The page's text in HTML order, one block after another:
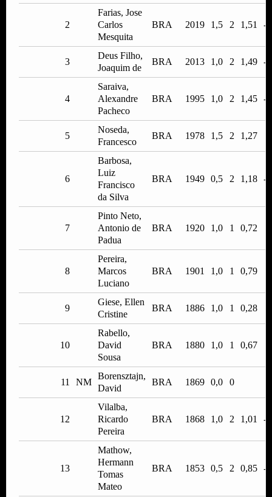
2
Farias, Jose
Carlos
Mesquita
BRA 2019 1,5 2 1,51 -
3
Deus Filho,
Joaquim de
BRA 2013 1,0 2 1,49 -
4
Saraiva,
Alexandre
Pacheco
BRA 1995 1,0 2 1,45 -
5
Noseda,
Francesco
BRA 1978 1,5 2 1,27
6
Barbosa,
Luiz
Francisco
da Silva
BRA 1949 0,5 2 1,18 -
7
Pinto Neto,
Antonio de
Padua
BRA 1920 1,0 1 0,72
8
Pereira,
Marcos
Luciano
BRA 1901 1,0 1 0,79
9
Giese, Ellen
Cristine
BRA 1886 1,0 1 0,28
10
Rabello,
David
Sousa
BRA 1880 1,0 1 0,67
11 NM
Borensztajn,
David
BRA 1869 0,0 0
12
Vilalba,
Ricardo
Pereira
BRA 1868 1,0 2 1,01 -
13
Mathow,
Hermann
Tomas
Mateo
BRA 1853 0,5 2 0,85 -